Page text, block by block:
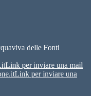
delle Fonti
Link per inviare una mail
Link per inviare una